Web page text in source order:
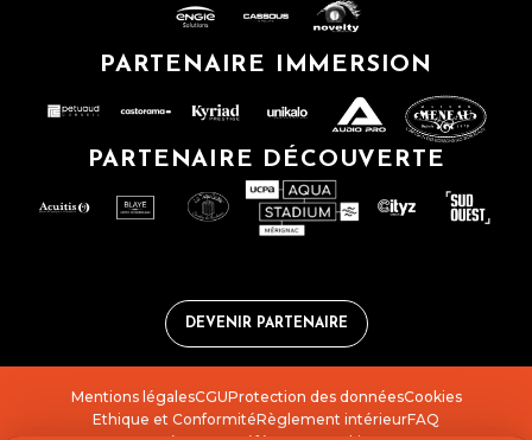
PARTENAIRE IMMERSION
PARTENAIRE DÉCOUVERTE
DEVENIR PARTENAIRE
Mentions légalesCGUProtection des donnéesCookies
Ethique et ConformitéRèglement intérieurFAQ